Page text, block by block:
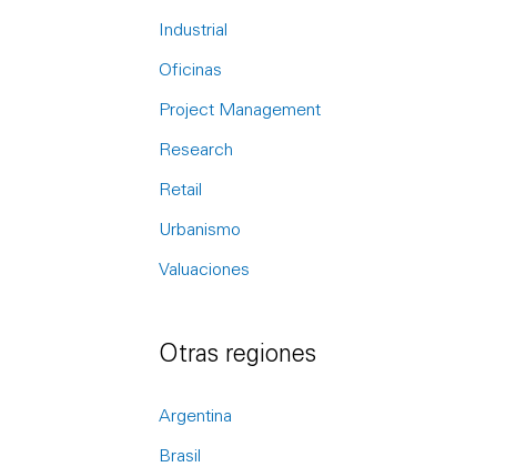
Industrial
Oficinas
Project Management
Research
Retail
Urbanismo
Valuaciones
Otras regiones
Argentina
Brasil